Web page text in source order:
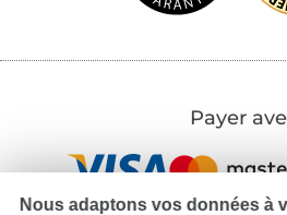
Payer
Nous adaptons vos données à